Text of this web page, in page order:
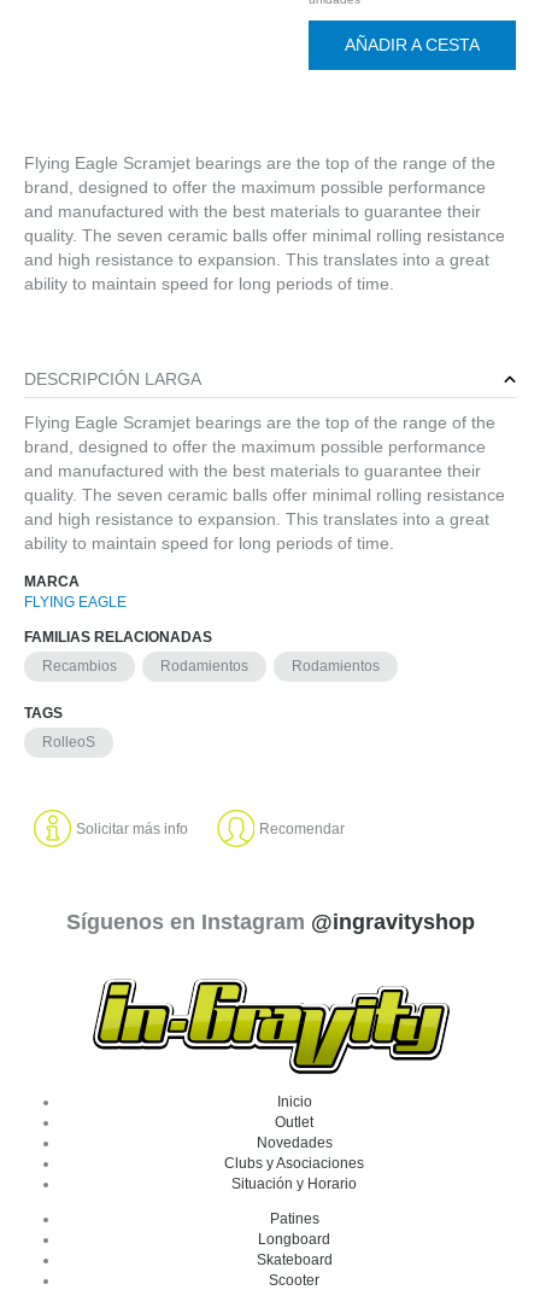
AÑADIR A CESTA
Flying Eagle Scramjet bearings are the top of the range of the
brand, designed to offer the maximum possible performance
and manufactured with the best materials to guarantee their
quality. The seven ceramic balls offer minimal rolling resistance
and high resistance to expansion. This translates into a great
ability to maintain speed for long periods of time.
DESCRIPCIÓN LARGA
Flying Eagle Scramjet bearings are the top of the range of the
brand, designed to offer the maximum possible performance
and manufactured with the best materials to guarantee their
quality. The seven ceramic balls offer minimal rolling resistance
and high resistance to expansion. This translates into a great
ability to maintain speed for long periods of time.
MARCA
FLYING EAGLE
FAMILIAS RELACIONADAS
Recambios
Rodamientos Rodamientos
TAGS
RolleoS
Solicitar más info Recomendar
Síguenos en Instagram @ingravityshop
Inicio
Outlet
Novedades
Clubs y Asociaciones
Situación y Horario
Patines
Longboard
Skateboard
Scooter